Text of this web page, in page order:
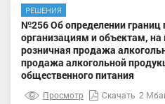
РЕШЕНИЯ
№256 Об определении границ
организациям и объектам, на
розничная продажа
продажа алкогольной
общественного питания
Просмотр Скачать 2